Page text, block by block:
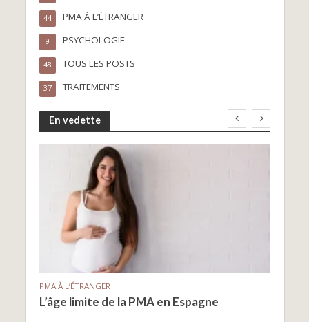
PMA À L’ÉTRANGER
44
PSYCHOLOGIE
9
TOUS LES POSTS
48
TRAITEMENTS
37
En vedette
PMA À L’ÉTRANGER
L’âge limite de la PMA en Espagne